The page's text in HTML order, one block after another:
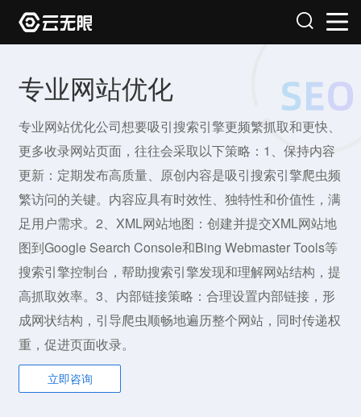
专业网站优化
专业网站优化公司想要吸引搜索引擎更频繁抓取和更快、
更多收录网站页面，往往会采取以下策略：1、保持内容
更新：定期发布高质量、原创内容是吸引搜索引擎爬虫频
繁访问的关键。内容应具有时效性、独特性和价值性，满
足用户需求。2、XML网站地图：创建并提交XML网站地
图到Google Search Console和Bing Webmaster Tools等
搜索引擎控制台，帮助搜索引擎发现和理解网站结构，提
高抓取效率。3、内部链接策略：合理设置内部链接，形
成网状结构，引导爬虫顺畅地遍历整个网站，同时传递权
重，促进页面收录。
立即咨询